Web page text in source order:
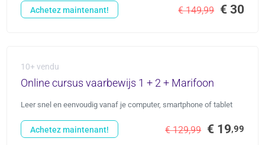
€ 149,99 € 30
Achetez maintenant!
10+ vendu
Online cursus vaarbewijs 1 + 2 + Marifoon
Leer snel en eenvoudig vanaf je computer, smartphone of tablet
€ 129,99 € 19,99
Achetez maintenant!